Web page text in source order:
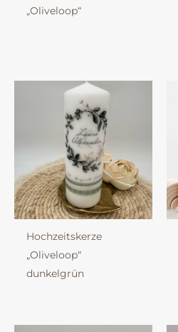
„Oliveloop“
Hochzeitskerze
„Oliveloop“
dunkelgrün